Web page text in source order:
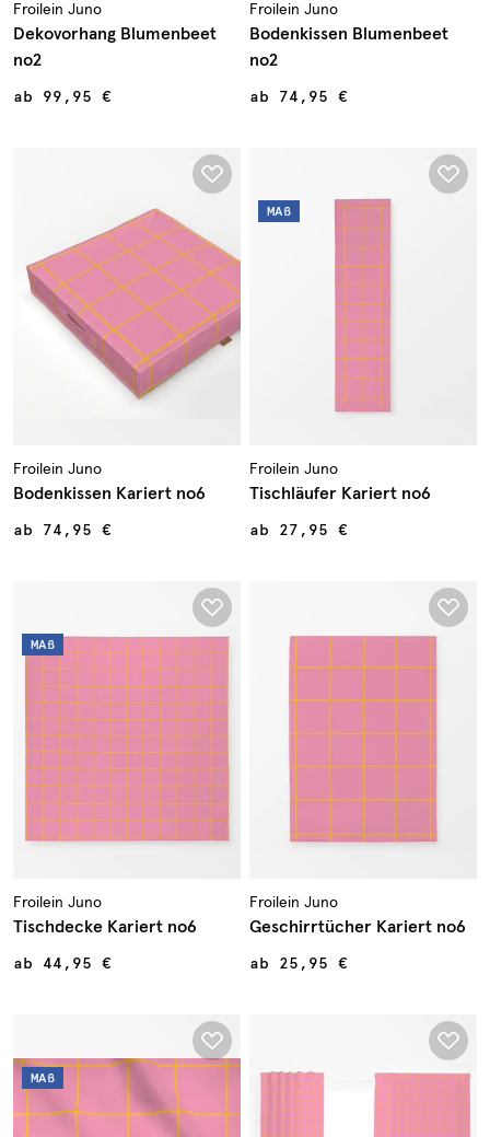
Froilein Juno
Dekovorhang Blumenbeet
no2
ab 99,95 €
Froilein Juno
Bodenkissen Blumenbeet
no2
ab 74,95 €
Froilein Juno
Bodenkissen Kariert no6
ab 74,95 €
MAß
Froilein Juno
Tischläufer Kariert no6
ab 27,95 €
MAß
Froilein Juno
Tischdecke Kariert no6
ab 44,95 €
Froilein Juno
Geschirrtücher Kariert no6
ab 25,95 €
MAß